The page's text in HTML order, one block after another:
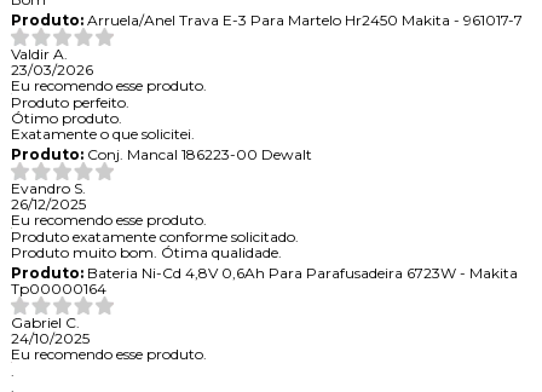
Produto:Arruela/Anel Trava E-3 Para Martelo Hr2450 Makita - 961017-7
Valdir A.
23/03/2026
Eu recomendo esse produto.
Produto perfeito.
Ótimo produto.
Exatamente o que solicitei.
Produto:Conj. Mancal 186223-00 Dewalt
Evandro S.
26/12/2025
Eu recomendo esse produto.
Produto exatamente conforme solicitado.
Produto muito bom. Ótima qualidade.
Produto:Bateria Ni-Cd 4,8V 0,6Ah Para Parafusadeira 6723W - Makita
Tp00000164
Gabriel C.
24/10/2025
Eu recomendo esse produto.